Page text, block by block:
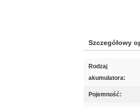
Szczegółowy
Rodzaj
akumulatora:
Pojemność: